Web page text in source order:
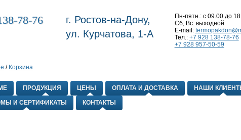
78-76
г. Ростов-на-Дону,
ул. Курчатова, 1-А
Пн-пятн.: с 09.00 до
Сб, Вс: выходной
E-mail:
Тел.: +7 928 138-78-76
+7 928 957-50-59
/ Корзина
ПРОДУКЦИЯ ЦЕНЫ ОПЛАТА И ДОСТАВКА НАШИ
И СЕРТИФИКАТЫ КОНТАКТЫ